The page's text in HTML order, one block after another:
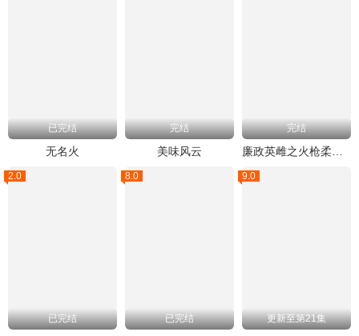
已完结
无名火
完结
美味风云
完结
廉政英雌之火枪柔情国语
2.0
已完结
8.0
已完结
9.0
更新至第21集